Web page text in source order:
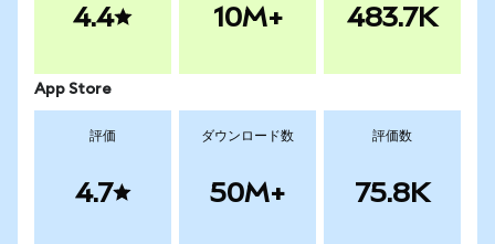
4.4 10M+ 483.7K
App Store
評価
4.7
ダウンロード数
50M+
評価数
75.8K